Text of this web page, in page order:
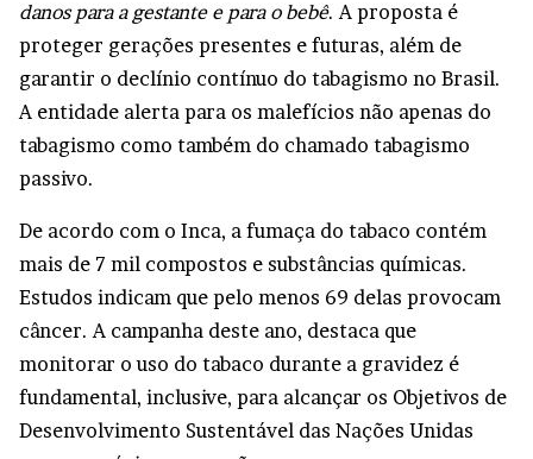
danos para a gestante e para o bebê. A proposta é
proteger gerações presentes e futuras, além de
garantir o declínio contínuo do tabagismo no Brasil.
A entidade alerta para os malefícios não apenas do
tabagismo como também do chamado tabagismo
passivo.
De acordo com o Inca, a fumaça do tabaco contém
mais de 7 mil compostos e substâncias químicas.
Estudos indicam que pelo menos 69 delas provocam
câncer. A campanha deste ano, destaca que
monitorar o uso do tabaco durante a gravidez é
fundamental, inclusive, para alcançar os Objetivos de
Desenvolvimento Sustentável das Nações Unidas